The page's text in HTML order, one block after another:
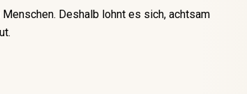
Deshalb lohnt es sich, achtsam